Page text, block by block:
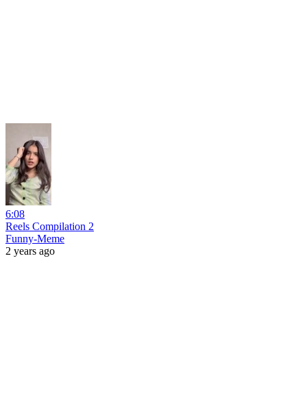
6:08
Reels Compilation 2
Funny-Meme
2 years ago